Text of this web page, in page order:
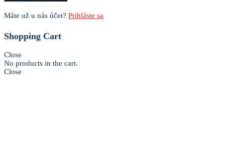
Máte už u nás účet? Prihláste sa
Shopping Cart
Close
No products in the cart.
Close